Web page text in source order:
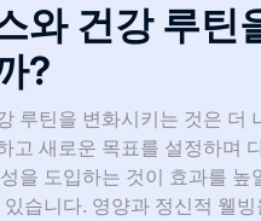
와 건강 루틴
?
루틴을 변화시키는 것은 더
고 새로운 목표를 설정하며
을 도입하는 것이 효과를
습니다. 영양과 정신적 웰